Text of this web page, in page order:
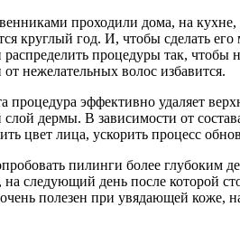
проходили дома, на
круглый год. И, чтобы сделать
процедуры так, чтобы
нежелательных волос избавится.
процедура эффективно удаляет
дермы. В зависимости от
цвет лица, ускорить процесс
пилинги более глубоким
следующий день после которой
полезен при увядающей коже,